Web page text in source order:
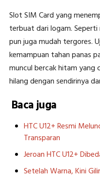
Slot SIM Card yang
terbuat dari logam. Seperti
pun juga mudah tergores.
kemampuan tahan panas
muncul bercak hitam yang
hilang dengan sendirinya
Baca juga
HTC U12+ Resmi
Transparan
Jeroan HTC U12+
Setelah Warna, Kini